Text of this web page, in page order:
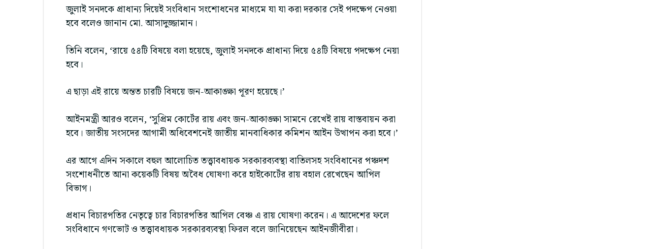
জুলাই সনদকে প্রাধান্য দিয়েই সংবিধান সংশোধনের মাধ্যমে যা যা করা দরকার সেই পদক্ষেপ নেওয়া
হবে বলেও জানান মো. আসাদুজ্জামান।
তিনি বলেন, ‘রায়ে ৫৪টি বিষয়ে বলা হয়েছে, জুলাই সনদকে প্রাধান্য দিয়ে ৫৪টি বিষয়ে পদক্ষেপ নেয়া
হবে।
এ ছাড়া এই রায়ে অন্তত চারটি বিষয়ে জন-আকাঙ্ক্ষা পূরণ হয়েছে।’
আইনমন্ত্রী আরও বলেন, ‘সুপ্রিম কোর্টের রায় এবং জন-আকাঙ্ক্ষা সামনে রেখেই রায় বাস্তবায়ন করা
হবে। জাতীয় সংসদের আগামী অধিবেশনেই জাতীয় মানবাধিকার কমিশন আইন উত্থাপন করা হবে।’
এর আগে এদিন সকালে বহুল আলোচিত তত্ত্বাবধায়ক সরকারব্যবস্থা বাতিলসহ সংবিধানের পঞ্চদশ
সংশোধনীতে আনা কয়েকটি বিষয় অবৈধ ঘোষণা করে হাইকোর্টের রায় বহাল রেখেছেন আপিল
বিভাগ।
প্রধান বিচারপতির নেতৃত্বে চার বিচারপতির আপিল বেঞ্চ এ রায় ঘোষণা করেন। এ আদেশের ফলে
সংবিধানে গণভোট ও তত্ত্বাবধায়ক সরকারব্যবস্থা ফিরল বলে জানিয়েছেন আইনজীবীরা।